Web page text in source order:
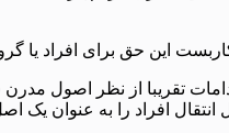
این حق برای افراد یا
تقریبا از نظر اصول
افراد را به عنوان یک